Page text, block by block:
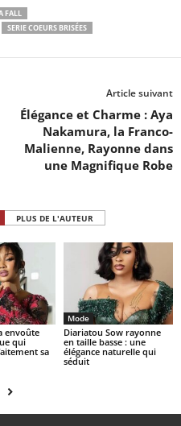
FALL
SERIE COEURS BRISÉES
Article suivant
Élégance et Charme : Aya
Nakamura, la Franco-
Malienne, Rayonne dans
une Magnifique Robe
PLUS DE L'AUTEUR
envoûte
qui
sa
Mode
Diariatou Sow rayonne
en taille basse : une
élégance naturelle qui
séduit